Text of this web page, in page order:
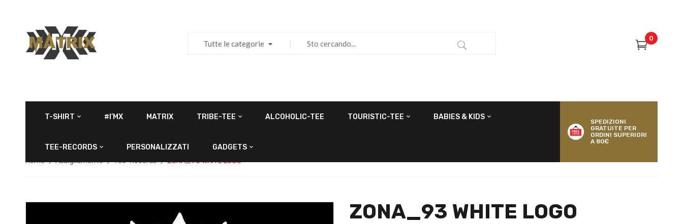
Tutte le categorie
0
T-SHIRT #I’MX MATRIX TRIBE-TEE ALCOHOLIC-TEE TOURISTIC-TEE BABIES & KIDS
TEE-RECORDS PERSONALIZZATI GADGETS
SPEDIZIONI
GRATUITE PER
ORDINI SUPERIORI
A 80€
Home Abbigliamento Tee-Records ZONA_93 WHITE LOGO
ZONA_93 WHITE LOGO